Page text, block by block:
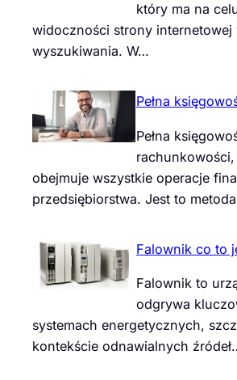
który ma na
widoczności strony internetowej
wyszukiwania. W…
Pełna
Pełna
obejmuje wszystkie operacje
przedsiębiorstwa. Jest to
Falownik co to
Falownik to
odgrywa
systemach energetycznych,
kontekście odnawialnych